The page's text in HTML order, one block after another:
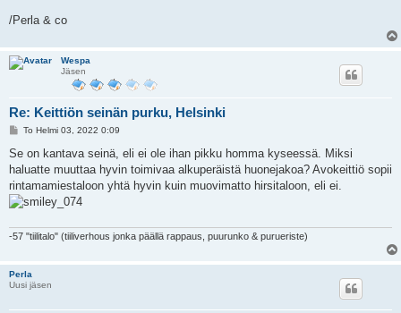
/Perla & co
Wespa
Jäsen
Re: Keittiön seinän purku, Helsinki
V
e
t
i
To Helmi 03, 2022 0:09
Se on kantava seinä, eli ei ole ihan pikku homma kyseessä. Miksi
haluatte muuttaa hyvin toimivaa alkuperäistä huonejakoa? Avokeittiö sopii
rintamamiestaloon yhtä hyvin kuin muovimatto hirsitaloon, eli ei.
-57 "tiilitalo" (tiiliverhous jonka päällä rappaus, puurunko & purueriste)
Perla
Uusi jäsen